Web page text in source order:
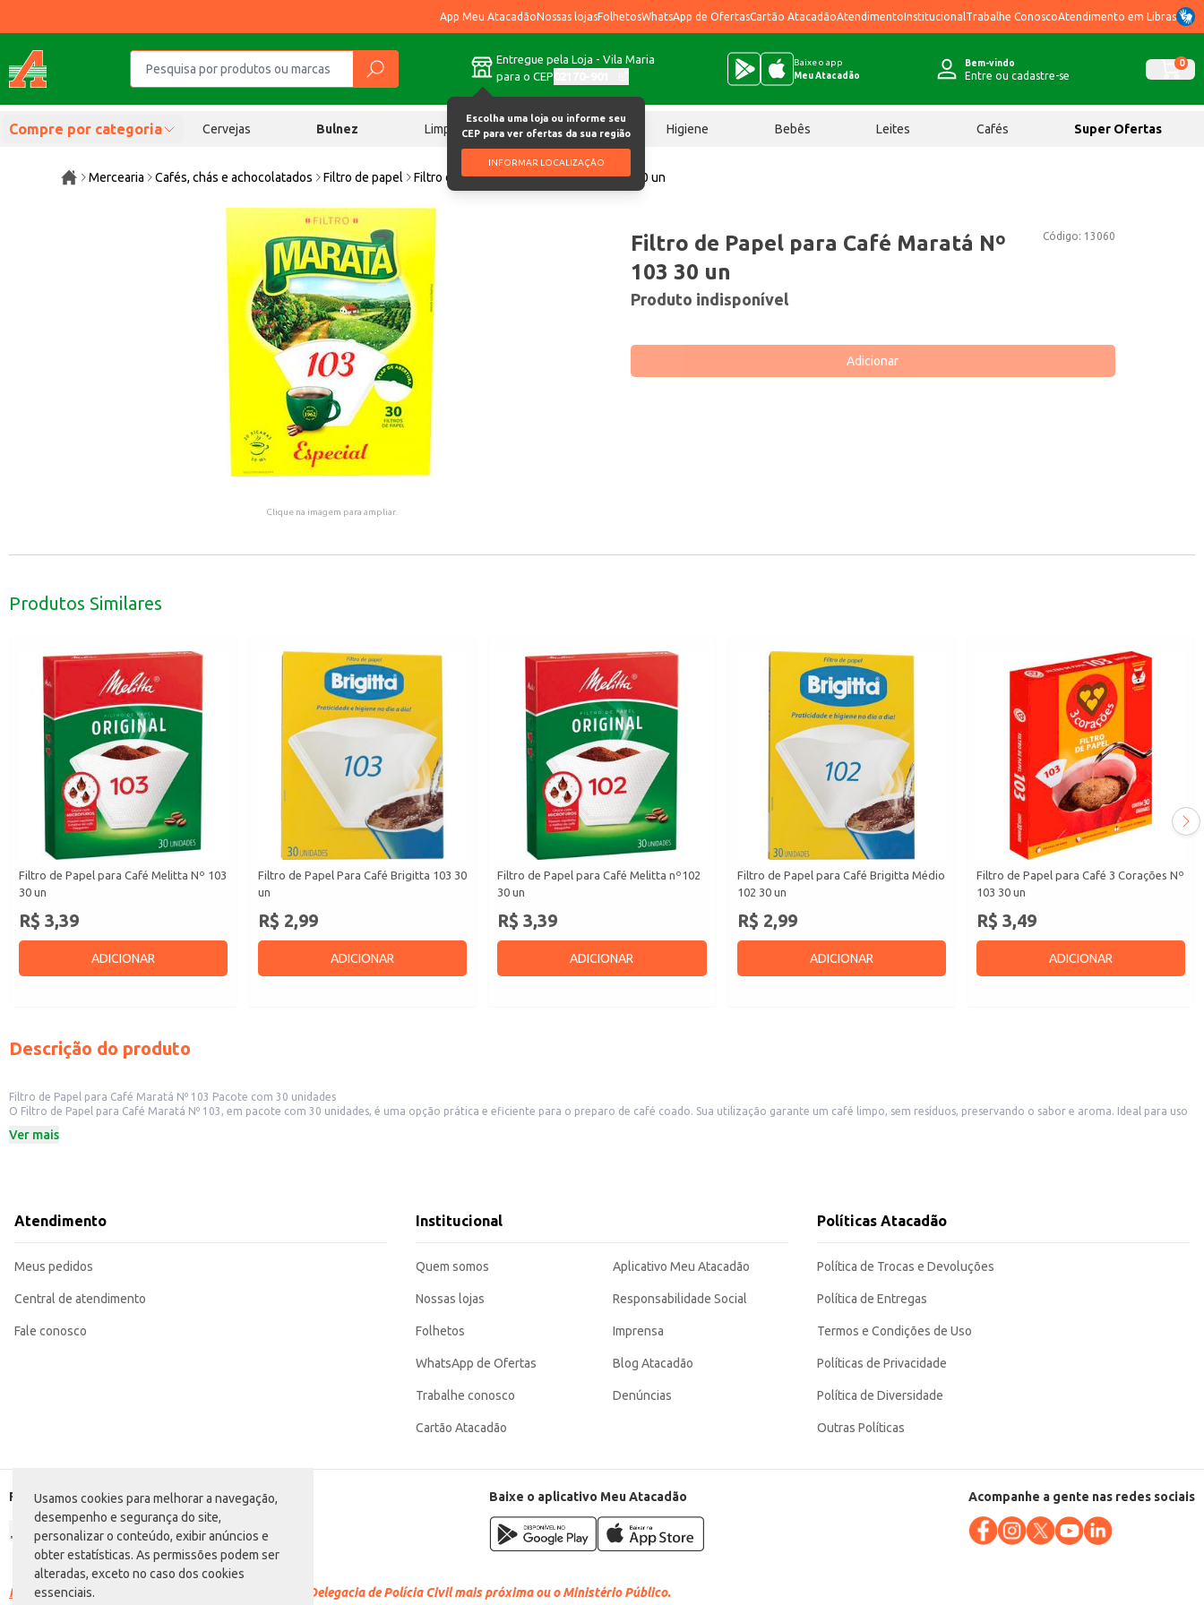
Usamos cookies para melhorar a navegação,
desempenho e segurança do site,
personalizar o conteúdo, exibir anúncios e
obter estatísticas. As permissões podem ser
alteradas, exceto no caso dos cookies
essenciais.
App Meu AtacadãoNossas lojasFolhetosWhatsApp de OfertasCartão AtacadãoAtendimentoInstitucional Trabalhe ConoscoAtendimento em Libras
Entregue pela Loja - Vila Maria
para o CEP
Escolha uma loja ou informe seu
CEP para ver ofertas da sua região
INFORMAR LOCALIZAÇÃO
Baixe o app
Meu Atacadão
Bem-vindo
Entre ou cadastre-se
0
Compre por categoria Cervejas Bulnez Limpeza Chocolates Higiene Bebês Leites Cafés Super Ofertas
Mercearia Cafés, chás e achocolatados Filtro de papel Filtro de Papel para Café Maratá Nº 103 30 un
Clique na imagem para ampliar.
Código: 13060
Filtro de Papel para Café Maratá Nº
103 30 un
Produto indisponível
Adicionar
Produtos Similares
Filtro de Papel para Café Melitta Nº 103
30 un
R$ 3,39
ADICIONAR
Filtro de Papel Para Café Brigitta 103 30
un
R$ 2,99
ADICIONAR
Filtro de Papel para Café Melitta nº102
30 un
R$ 3,39
ADICIONAR
Filtro de Papel para Café Brigitta Médio
102 30 un
R$ 2,99
ADICIONAR
Filtro de Papel para Café 3 Corações Nº
103 30 un
R$ 3,49
ADICIONAR
Descrição do produto
Filtro de Papel para Café Maratá Nº 103 Pacote com 30 unidades
O Filtro de Papel para Café Maratá Nº 103, em pacote com 30 unidades, é uma opção prática e eficiente para o preparo de café coado. Sua utilização garante um café limpo, sem resíduos, preservando o sabor e aroma. Ideal para uso
Dicas de Uso:
Com o Filtro de Papel para Café Maratá Nº 103, você garante praticidade, eficiência e um café de qualidade. Sua utilização simplifica o processo de preparo, permitindo que você se concentre no sabor e aroma da bebida.
Marca: Maratá
Departamento: Mercearia
Conteúdo: 30 unidades
Ver mais
Atendimento
Meus pedidos
Central de atendimento
Fale conosco
Institucional
Quem somos
Nossas lojas
Folhetos
WhatsApp de Ofertas
Trabalhe conosco
Cartão Atacadão
Aplicativo Meu Atacadão
Responsabilidade Social
Imprensa
Blog Atacadão
Denúncias
Políticas Atacadão
Política de Trocas e Devoluções
Política de Entregas
Termos e Condições de Uso
Políticas de Privacidade
Política de Diversidade
Outras Políticas
Formas de pagamento Baixe o aplicativo Meu Atacadão Acompanhe a gente nas redes sociais
Racismo é crime. Denuncie. Disque 100 ou procure a Delegacia de Polícia Civil mais próxima ou o Ministério Público.